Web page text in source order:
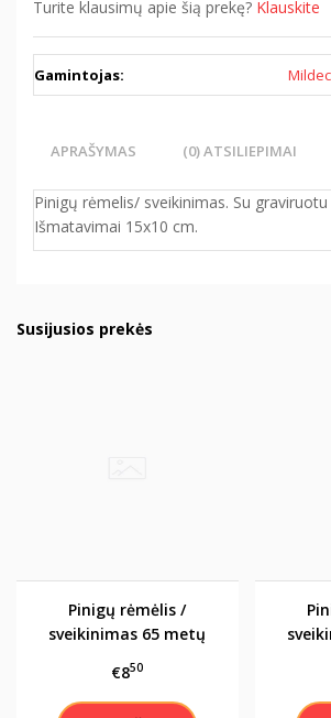
Turite klausimų apie šią prekę? Klauskite
Gamintojas:
APRAŠYMAS (0) ATSILIEPIMAI
Pinigų rėmelis/ sveikinimas. Su
Išmatavimai 15x10 cm.
Susijusios prekės
Pinigų rėmėlis /
sveikinimas 65 metų
€850